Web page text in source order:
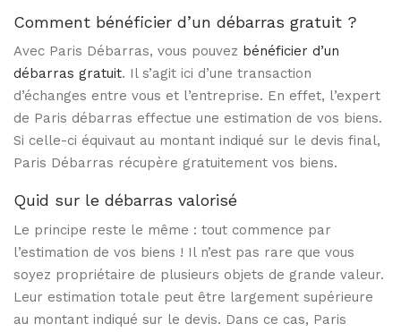
Comment bénéficier d’un débarras gratuit ?
Avec Paris Débarras, vous pouvez bénéficier d’un
débarras gratuit. Il s’agit ici d’une transaction
d’échanges entre vous et l’entreprise. En effet, l’expert
de Paris débarras effectue une estimation de vos biens.
Si celle-ci équivaut au montant indiqué sur le devis final,
Paris Débarras récupère gratuitement vos biens.
Quid sur le débarras valorisé
Le principe reste le même : tout commence par
l’estimation de vos biens ! Il n’est pas rare que vous
soyez propriétaire de plusieurs objets de grande valeur.
Leur estimation totale peut être largement supérieure
au montant indiqué sur le devis. Dans ce cas, Paris